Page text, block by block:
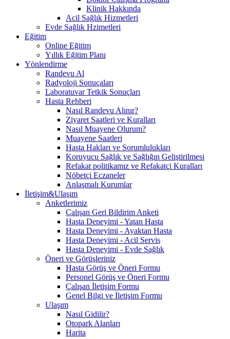
Klinik Hakkında
Acil Sağlık Hizmetleri
Evde Sağlık Hzimetleri
Eğitim
Online Eğitim
Yıllık Eğitim Planı
Yönlendirme
Randevu Al
Radyoloji Sonuçaları
Laboratuvar Tetkik Sonuçları
Hasta Rehberi
Nasıl Randevu Alınır?
Ziyaret Saatleri ve Kuralları
Nasıl Muayene Olurum?
Muayene Saatleri
Hasta Hakları ve Sorumlulukları
Koruyucu Sağlık ve Sağlığın Geliştirilmesi
Refakat politikamız ve Refakatçi Kuralları
Nöbetçi Eczaneler
Anlaşmalı Kurumlar
İletişim&Ulaşım
Anketlerimiz
Çalışan Geri Bildirim Anketi
Hasta Deneyimi - Yatan Hasta
Hasta Deneyimi - Ayaktan Hasta
Hasta Deneyimi - Acil Servis
Hasta Deneyimi - Evde Sağlık
Öneri ve Görüşleriniz
Hasta Görüş ve Öneri Formu
Personel Görüş ve Öneri Formu
Çalışan İletişim Formu
Genel Bilgi ve İletişim Formu
Ulaşım
Nasıl Gidilir?
Otopark Alanları
Harita